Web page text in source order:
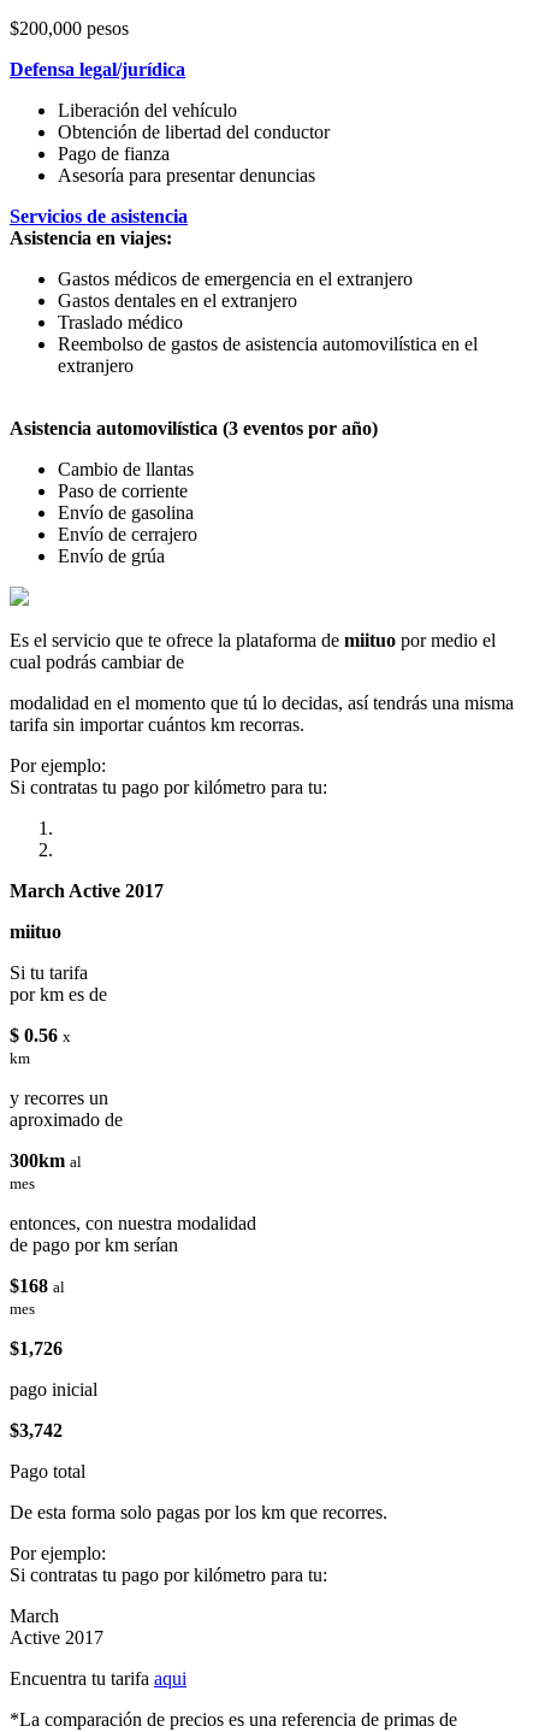
$200,000 pesos
Defensa legal/jurídica
Liberación del vehículo
Obtención de libertad del conductor
Pago de fianza
Asesoría para presentar denuncias
Servicios de asistencia
Asistencia en viajes:
Gastos médicos de emergencia en el extranjero
Gastos dentales en el extranjero
Traslado médico
Reembolso de gastos de asistencia automovilística en el
extranjero
Asistencia automovilística (3 eventos por año)
Cambio de llantas
Paso de corriente
Envío de gasolina
Envío de cerrajero
Envío de grúa
Es el servicio que te ofrece la plataforma de miituo por medio el
cual podrás cambiar de
modalidad en el momento que tú lo decidas, así tendrás una misma
tarifa sin importar cuántos km recorras.
Por ejemplo:
Si contratas tu pago por kilómetro para tu:
March Active 2017
miituo
Si tu tarifa
por km es de
$ 0.56 x
km
y recorres un
aproximado de
300km al
mes
entonces, con nuestra modalidad
de pago por km serían
$168 al
mes
$1,726
pago inicial
$3,742
Pago total
De esta forma solo pagas por los km que recorres.
Por ejemplo:
Si contratas tu pago por kilómetro para tu:
March
Active 2017
Encuentra tu tarifa aqui
*La comparación de precios es una referencia de primas de